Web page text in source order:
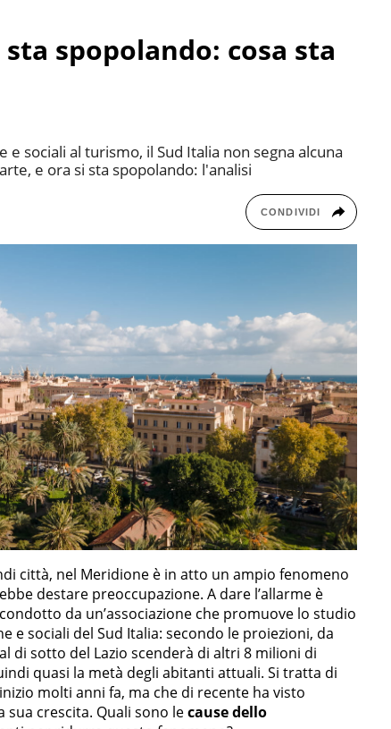
spopolando: cosa sta
e sociali al turismo, il Sud Italia non segna alcuna
e ora si sta spopolando: l'analisi
CONDIVIDI
città, nel Meridione è in atto un ampio fenomeno
destare preoccupazione. A dare l’allarme è
da un’associazione che promuove lo studio
e sociali del Sud Italia: secondo le proiezioni, da
di sotto del Lazio scenderà di altri 8 milioni di
quasi la metà degli abitanti attuali. Si tratta di
molti anni fa, ma che di recente ha visto
crescita. Quali sono lecause dello